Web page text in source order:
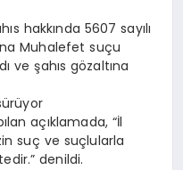
hakkında 5607 sayılı
Muhalefet suçu
ve şahıs gözaltına
açıklamada, “İl
suç ve suçlularla
denildi.